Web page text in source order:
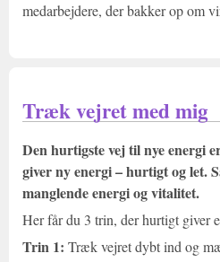
medarbejdere, der bakker op om
Træk vejret med mig
Den hurtigste vej til nye energi
giver ny energi – hurtigt og let.
manglende energi og vitalitet.
Her får du 3 trin, der hurtigt giver
Trin 1: Træk vejret dybt ind og